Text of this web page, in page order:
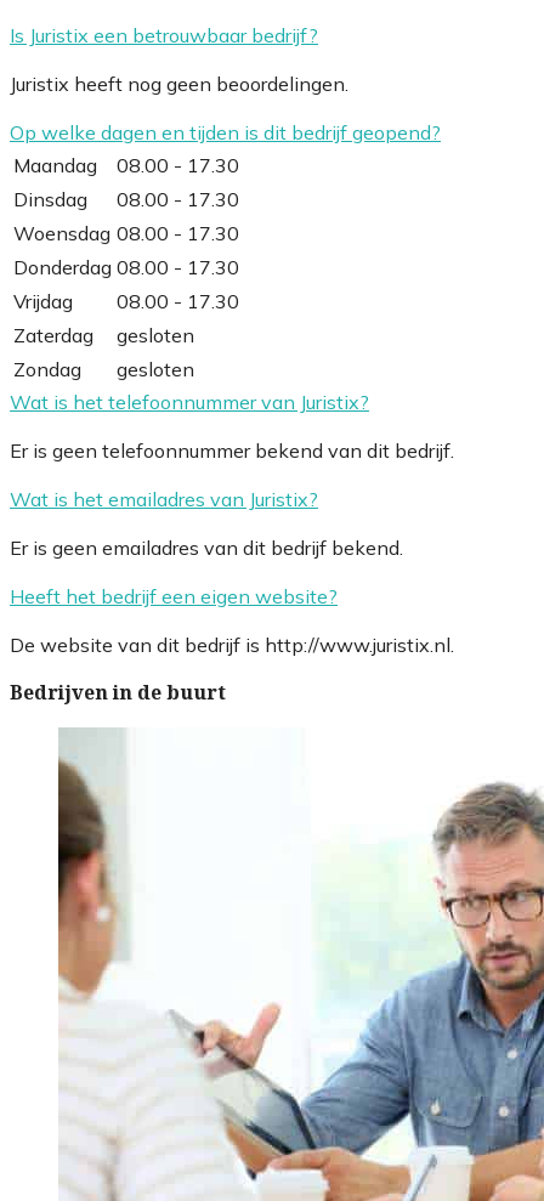
Is Juristix een betrouwbaar bedrijf?
Juristix heeft nog geen beoordelingen.
Op welke dagen en tijden is dit bedrijf geopend?
Maandag
08.00 - 17.30
Dinsdag
08.00 - 17.30
Woensdag 08.00 - 17.30
Donderdag 08.00 - 17.30
Vrijdag
08.00 - 17.30
Zaterdag
gesloten
Zondag
gesloten
Wat is het telefoonnummer van Juristix?
Er is geen telefoonnummer bekend van dit bedrijf.
Wat is het emailadres van Juristix?
Er is geen emailadres van dit bedrijf bekend.
Heeft het bedrijf een eigen website?
De website van dit bedrijf is http://www.juristix.nl.
Bedrijven in de buurt